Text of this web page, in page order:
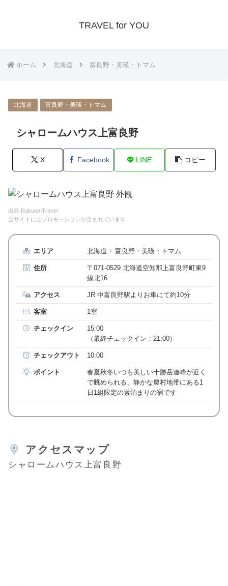
TRAVEL for YOU
ホーム 北海道 富良野・美瑛・トマム
北海道 富良野・美瑛・トマム
シャロームハウス上富良野
X Facebook LINE コピー
出典:RakutenTravel
当サイトにはプロモーションが含まれています
エリア 北海道 富良野・美瑛・トマム
住所
〒071-0529 北海道空知郡上富良野町東9
線北16
アクセス JR 中富良野駅よりお車にて約10分
客室 1室
チェックイン
15:00
（最終チェックイン：21:00）
チェックアウト 10:00
ポイント
春夏秋冬いつも美しい十勝岳連峰が近く
で眺められる、静かな農村地帯にある1
日1組限定の素泊まりの宿です
アクセスマップ
シャロームハウス上富良野